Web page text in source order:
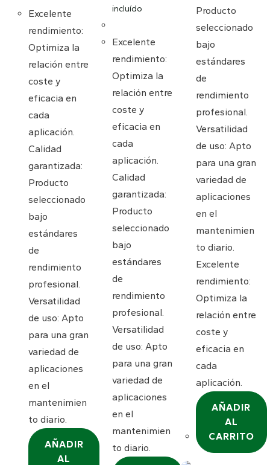
Excelente
rendimiento:
Optimiza la
relación entre
coste y
eficacia en
cada
aplicación.
Calidad
garantizada:
Producto
seleccionado
bajo
estándares
de
rendimiento
profesional.
Versatilidad
de uso: Apto
para una gran
variedad de
aplicaciones
en el
mantenimien
to diario.
AÑADIR
AL
incluído
Excelente
rendimiento:
Optimiza la
relación entre
coste y
eficacia en
cada
aplicación.
Calidad
garantizada:
Producto
seleccionado
bajo
estándares
de
rendimiento
profesional.
Versatilidad
de uso: Apto
para una gran
variedad de
aplicaciones
en el
mantenimien
to diario.
Producto
seleccionado
bajo
estándares
de
rendimiento
profesional.
Versatilidad
de uso: Apto
para una gran
variedad de
aplicaciones
en el
mantenimien
to diario.
Excelente
rendimiento:
Optimiza la
relación entre
coste y
eficacia en
cada
aplicación.
AÑADIR
AL
CARRITO